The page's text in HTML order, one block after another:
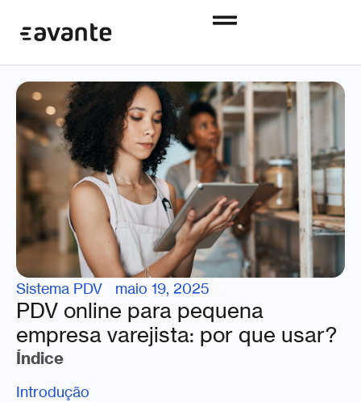
Sistema PDV maio 19, 2025
PDV online para pequena
empresa varejista: por que usar?
Índice
Introdução